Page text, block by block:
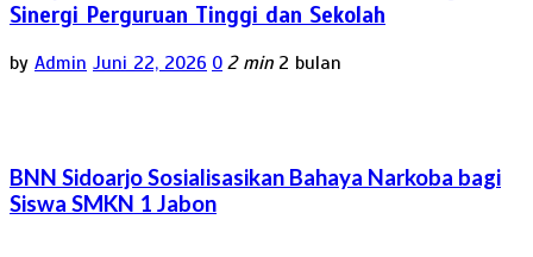
Sinergi Perguruan Tinggi dan Sekolah
by Admin Juni 22, 2026 0 2 min 2 bulan
BNN Sidoarjo Sosialisasikan Bahaya Narkoba bagi
Siswa SMKN 1 Jabon